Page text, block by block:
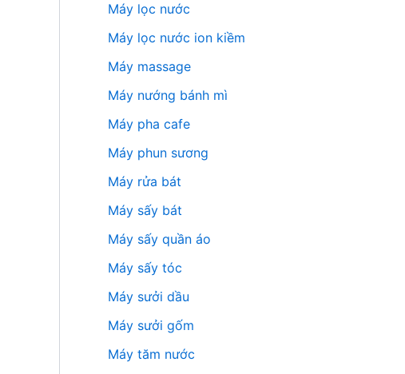
Máy lọc nước
Máy lọc nước ion kiềm
Máy massage
Máy nướng bánh mì
Máy pha cafe
Máy phun sương
Máy rửa bát
Máy sấy bát
Máy sấy quần áo
Máy sấy tóc
Máy sưởi dầu
Máy sưởi gốm
Máy tăm nước